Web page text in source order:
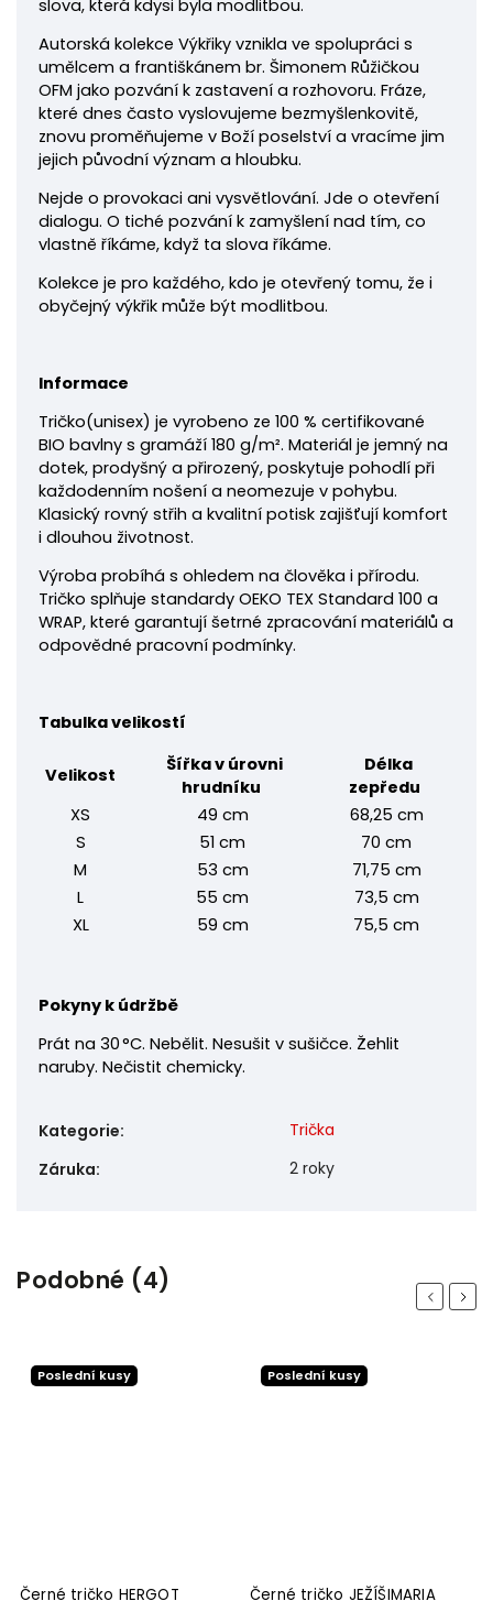
slova, která kdysi byla modlitbou.
Autorská kolekce Výkřiky vznikla ve spolupráci s
umělcem a františkánem br. Šimonem Růžičkou
OFM jako pozvání k zastavení a rozhovoru. Fráze,
které dnes často vyslovujeme bezmyšlenkovitě,
znovu proměňujeme v Boží poselství a vracíme jim
jejich původní význam a hloubku.
Nejde o provokaci ani vysvětlování. Jde o otevření
dialogu. O tiché pozvání k zamyšlení nad tím, co
vlastně říkáme, když ta slova říkáme.
Kolekce je pro každého, kdo je otevřený tomu, že i
obyčejný výkřik může být modlitbou.
Informace
Tričko(unisex) je vyrobeno ze 100 % certifikované
BIO bavlny s gramáží 180 g/m². Materiál je jemný na
dotek, prodyšný a přirozený, poskytuje pohodlí při
každodenním nošení a neomezuje v pohybu.
Klasický rovný střih a kvalitní potisk zajišťují komfort
i dlouhou životnost.
Výroba probíhá s ohledem na člověka i přírodu.
Tričko splňuje standardy OEKO TEX Standard 100 a
WRAP, které garantují šetrné zpracování materiálů a
odpovědné pracovní podmínky.
Tabulka velikostí
Velikost
Šířka v úrovni
hrudníku
Délka
zepředu
XS
49 cm
68,25 cm
S
51 cm
70 cm
M
53 cm
71,75 cm
L
55 cm
73,5 cm
XL
59 cm 75,5 cm
Pokyny k údržbě
Prát na 30 °C. Nebělit. Nesušit v sušičce. Žehlit
naruby. Nečistit chemicky.
Kategorie:
Trička
Záruka: 2 roky
Podobné (4) Previous
Poslední kusy
Černé tričko HERGOT
Poslední kusy
Černé tričko JEŽÍŠIMARIA
Next